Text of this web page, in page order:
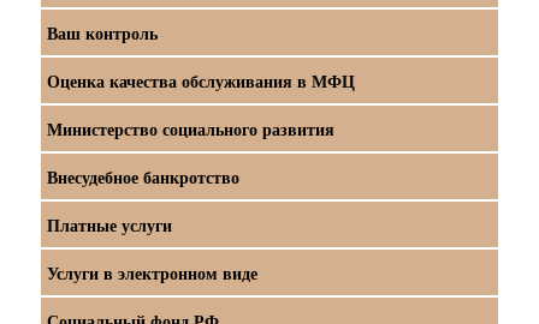
Ваш контроль
Оценка качества обслуживания в МФЦ
Министерство социального развития
Внесудебное банкротство
Платные услуги
Услуги в электронном виде